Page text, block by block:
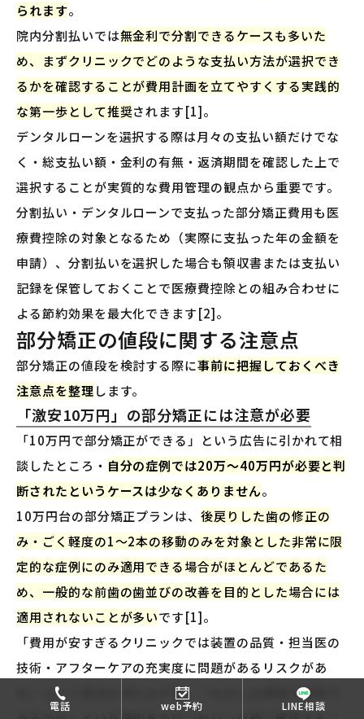
電話 web予約 LINE相談
られます。
院内分割払いでは無金利で分割できるケースも多いた
め、まずクリニックでどのような支払い方法が選択でき
るかを確認することが費用計画を立てやすくする実践的
な第一歩として推奨されます[1]。
デンタルローンを選択する際は月々の支払い額だけでな
く・総支払い額・金利の有無・返済期間を確認した上で
選択することが実質的な費用管理の観点から重要です。
分割払い・デンタルローンで支払った部分矯正費用も医
療費控除の対象となるため（実際に支払った年の金額を
申請）、分割払いを選択した場合も領収書または支払い
記録を保管しておくことで医療費控除との組み合わせに
よる節約効果を最大化できます[2]。
部分矯正の値段に関する注意点
部分矯正の値段を検討する際に事前に把握しておくべき
注意点を整理します。
「激安10万円」の部分矯正には注意が必要
「10万円で部分矯正ができる」という広告に引かれて相
談したところ・ 自分の症例では20万〜40万円が必要と判
断されたというケースは少なくありません。
10万円台の部分矯正プランは、後戻りした歯の修正の
み・ごく軽度の1〜2本の移動のみを対象とした非常に限
定的な症例にのみ適用できる場合がほとんどであるた
め、一般的な前歯の歯並びの改善を目的とした場合には
適用されないことが多いです[1]。
「費用が安すぎるクリニックでは装置の品質・担当医の
技術・アフターケアの充実度に問題があるリスクがあ
る」という視点も持ちながら、「なぜこの値段で提供で